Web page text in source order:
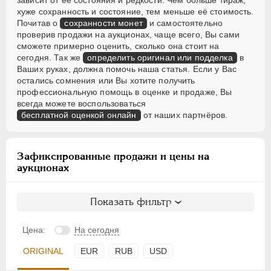
хуже сохранность и состояние, тем меньше её стоимость.
Почитав о сохранности монет и самостоятельно
проверив продажи на аукционах, чаще всего, Вы сами
сможете примерно оценить, сколько она стоит на
сегодня. Так же определить оригинал или подделка в
Ваших руках, должна помочь наша статья. Если у Вас
остались сомнения или Вы хотите получить
профессиональную помощь в оценке и продаже, Вы
всегда можете воспользоваться
бесплатной оценкой онлайн от наших партнёров.
Зафиксированные продажи и цены на
аукционах
Показать фильтр
Цена: На сегодня
ORIGINAL EUR RUB USD